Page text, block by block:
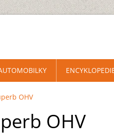
OHV
OHV